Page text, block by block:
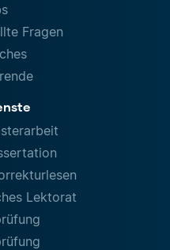
Fragen
Lektorat